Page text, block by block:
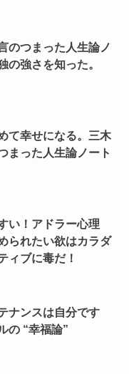
のつまった人生論ノ
の強さを知った。
て幸せになる。三木
まった人生論ノート
い！アドラー心理
られたい欲はカラダ
ィブに毒だ！
ナンスは自分です
の “幸福論”